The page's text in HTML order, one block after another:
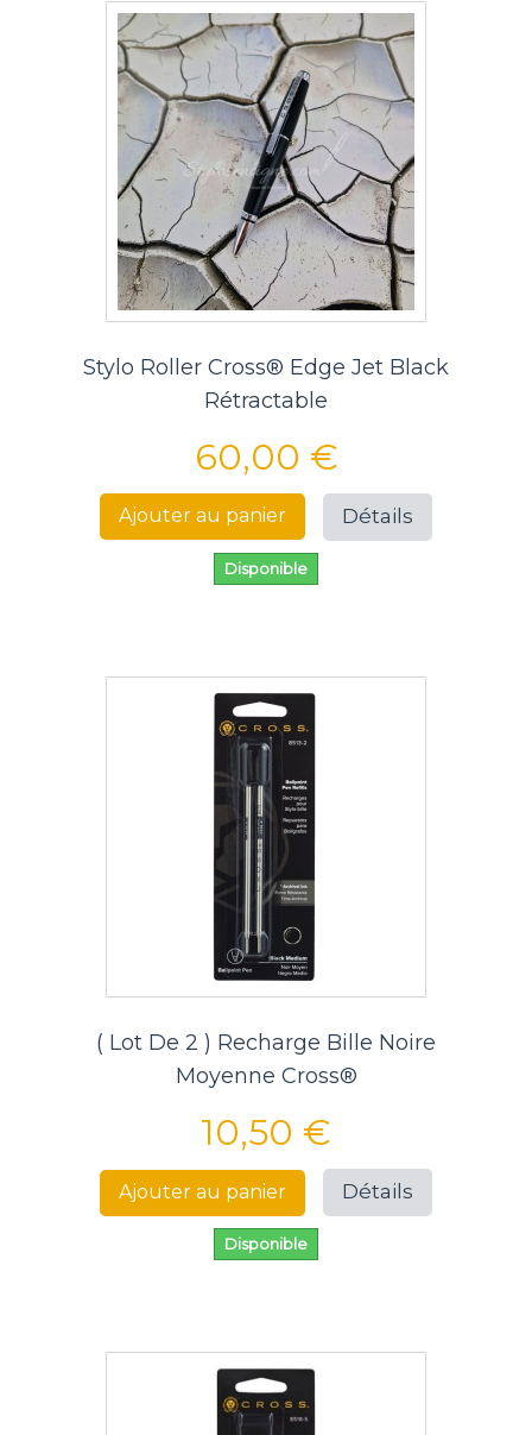
Stylo Roller Cross® Edge Jet Black
Rétractable
60,00 €
Ajouter au panier Détails
Disponible
( Lot De 2 ) Recharge Bille Noire
Moyenne Cross®
10,50 €
Ajouter au panier Détails
Disponible